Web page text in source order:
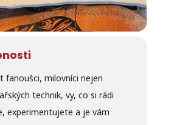
fanoušci, milovníci nejen
technik, vy, co si rádi
experimentujete a je vám